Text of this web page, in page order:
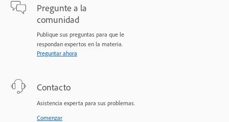
Pregunte a la
comunidad
Publique sus preguntas para que le
respondan expertos en la materia.
Preguntar ahora
Contacto
Asistencia experta para sus problemas.
Comenzar